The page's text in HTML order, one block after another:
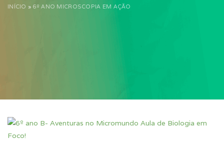
INÍCIO » 6º ANO MICROSCOPIA EM AÇÃO